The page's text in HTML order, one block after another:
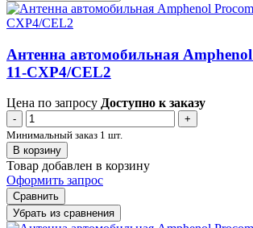
Антенна автомобильная
11-CXP4/CEL2
Цена по запросу Доступно к заказу
-
+
Минимальный заказ 1 шт.
В корзину
Товар добавлен в корзину
Оформить запрос
Сравнить
Убрать из сравнения